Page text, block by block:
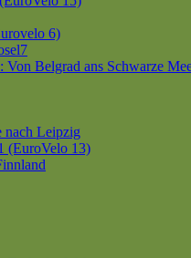
6)
Von Belgrad ans Schwarze
nach Leipzig
(EuroVelo 13)